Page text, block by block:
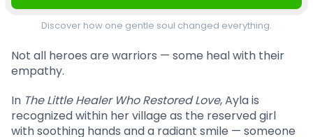
Discover how one gentle soul changed everything.
Not all heroes are warriors — some heal with their
empathy.
In The Little Healer Who Restored Love, Ayla is
recognized within her village as the reserved girl
with soothing hands and a radiant smile — someone